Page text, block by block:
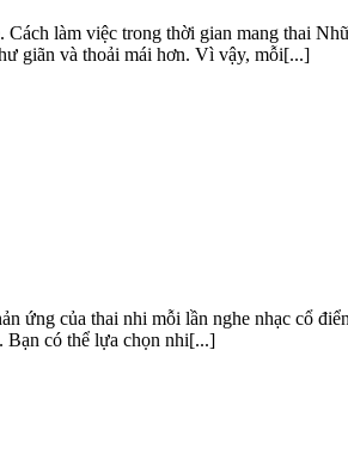
làm việc trong thời gian mang thai
giãn và thoải mái hơn. Vì vậy, mỗi[...]
ứng của thai nhi mỗi lần nghe nhạc cổ
Bạn có thể lựa chọn nhi[...]